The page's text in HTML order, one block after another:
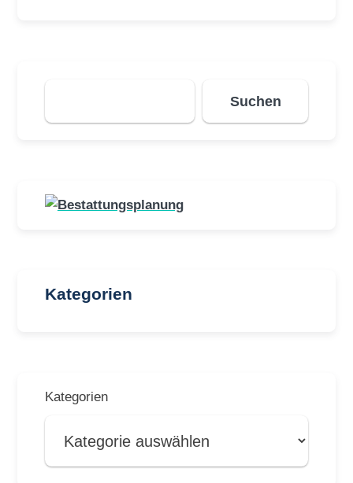
Suchen
Suchen
Kategorien
Kategorien